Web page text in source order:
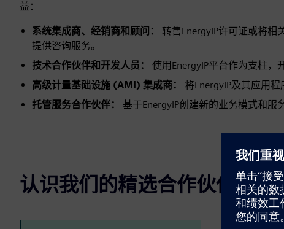
益：
系统集成商、经销商和顾问： 转售EnergyIP许可证或将
提供咨询服务。
技术合作伙伴和开发人员： 使用EnergyIP平台作为支柱，
高级计量基础设施 (AMI) 集成商： 将EnergyIP及其应用
托管服务合作伙伴： 基于EnergyIP创建新的业务模式和服
认识我们的精选合作伙伴